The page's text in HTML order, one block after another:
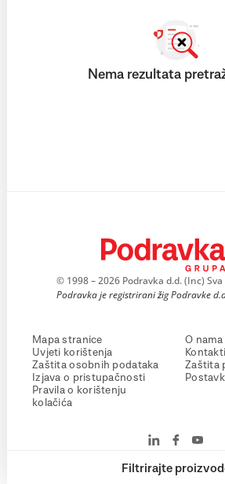
Filtrirajte
Nema rezultata
© 1998 – 2026 Podravka d.d. (Inc)
Podravka je registrirani žig Podravke
Mapa stranice
Uvjeti korištenja
Zaštita osobnih podataka
Izjava o pristupačnosti
Pravila o korištenju
kolačića
O nama
Zaštita